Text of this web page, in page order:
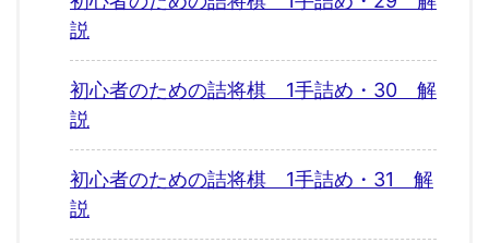
説
初心者のための詰将棋 1手詰め・30 解
説
初心者のための詰将棋 1手詰め・31 解
説